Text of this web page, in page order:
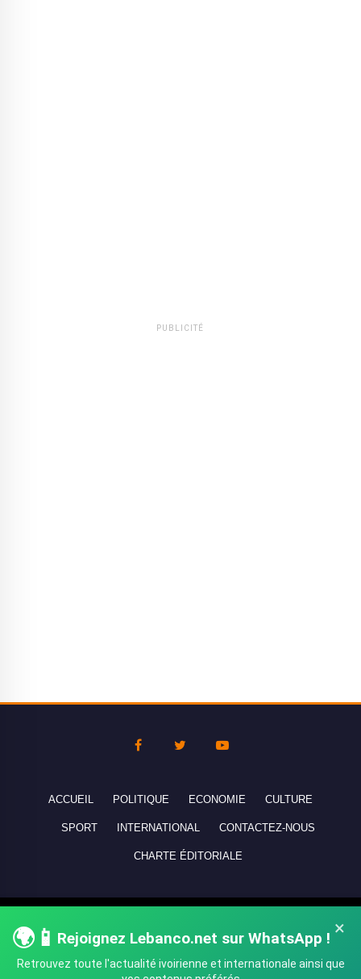
PUBLICITÉ
×
🌍📱 Rejoignez Lebanco.net sur WhatsApp !
Retrouvez toute l'actualité ivoirienne et internationale ainsi que
ACCUEIL POLITIQUE ECONOMIE CULTURE
SPORT INTERNATIONAL CONTACTEZ-NOUS
CHARTE ÉDITORIALE
réservés - All rights reserved.